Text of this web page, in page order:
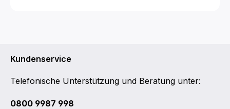
Kundenservice
Telefonische Unterstützung und Beratung unter:
0800 9987 998